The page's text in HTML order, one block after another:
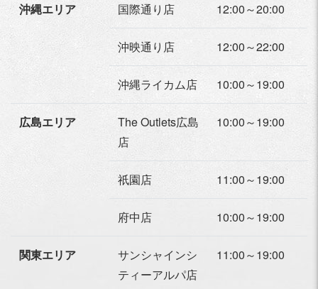
沖縄エリア 国際通り店 12:00～20:00
沖映通り店 12:00～22:00
沖縄ライカム店 10:00～19:00
広島エリア
The Outlets広島
店
10:00～19:00
祇園店 11:00～19:00
府中店 10:00～19:00
関東エリア
サンシャインシ
ティーアルパ店
11:00～19:00